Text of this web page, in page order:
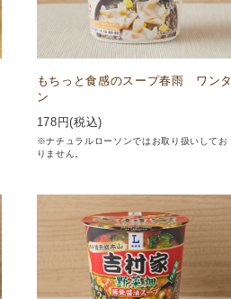
もちっと食感のスープ春雨 ワンタ
ン
178 円(税込)
※ナチュラルローソンではお取り扱いしてお
りません。